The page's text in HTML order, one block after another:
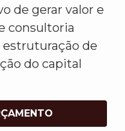
de gerar valor e
consultoria
de
do capital